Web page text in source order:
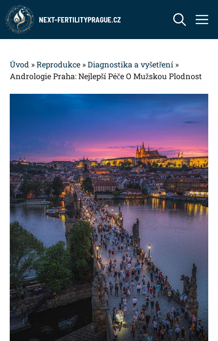
Přeskočit
na
obsah
NEXT-FERTILITYPRAGUE.CZ
Úvod »Reprodukce »Diagnostika a vyšetření »
Andrologie Praha: Nejlepší Péče O Mužskou Plodnost